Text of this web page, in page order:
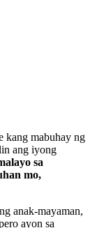
kang mabuhay ng
ang iyong
sa
mo,
anak-mayaman,
ayon sa